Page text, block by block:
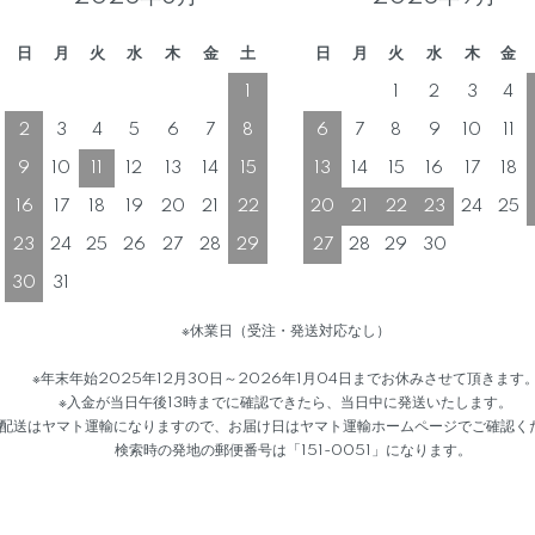
日 月 火 水 木 金 土
2 3 4 5 6 7 8
9 10 12 13 14 15
16 17 18 19 20 21 22
23 24 25 26 27 28 29
30 31
日 月 火 水 木 金
2 3 4
6 7 8 9 10
13 14 15 16 17 18
20 21 22 23 24 25
27 28 29 30
※休業日（受注・発送対応なし）
※年末年始2025年12月30日～2026年1月04日までお休みさせて頂きます。
※入金が当日午後13時までに確認できたら、当日中に発送いたします。
はヤマト運輸になりますので、お届け日はヤマト運輸ホームページでご確認く
検索時の発地の郵便番号は「151-0051」になります。